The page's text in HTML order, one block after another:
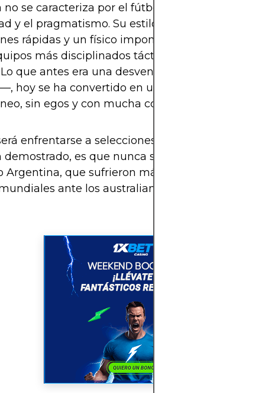
no se caracteriza por el fútbol de posesión, sino
y el pragmatismo. Su estilo combina la
rápidas y un físico imponente. En ese
más disciplinados tácticamente del
que antes era una desventaja —la falta de
hoy se ha convertido en una fortaleza: un
sin egos y con mucha cohesión.
enfrentarse a selecciones de mayor jerarquía.
demostrado, es que nunca se achican.
Argentina, que sufrieron más de lo esperado en
ante los australianos.